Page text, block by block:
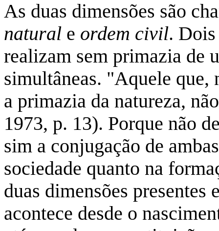
As duas dimensões são
natural e ordem civil. Dois
realizam sem primazia de
simultâneas. "Aquele que,
a primazia da natureza,
1973, p. 13). Porque não
sim a conjugação de
sociedade quanto na
duas dimensões
acontece desde o